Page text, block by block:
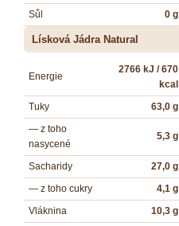
Sůl
0 g
Lísková Jádra Natural
Energie
2766 kJ / 670
kcal
Tuky
63,0 g
— z toho
nasycené
5,3 g
Sacharidy
27,0 g
— z toho cukry
4,1 g
Vláknina
10,3 g